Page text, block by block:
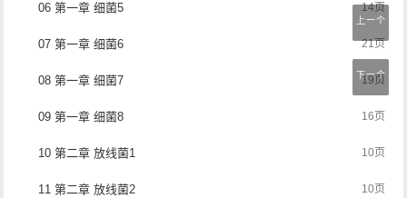
06 第一章 细菌5 14页
07 第一章 细菌6 21页
08 第一章 细菌7 19页
09 第一章 细菌8 16页
10 第二章 放线菌1 10页
11 第二章 放线菌2 10页
上一个
下一个